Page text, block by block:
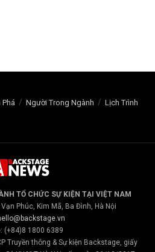
Phá Người Trong Ngành Lịch Trình
TỔ CHỨC SỰ KIỆN TẠI VIỆT NAM
Phúc, Kim Mã, Ba Đình, Hà Nội
(+84)8 1800 6389
Truyền thông & Sự kiện Backstage, giấy